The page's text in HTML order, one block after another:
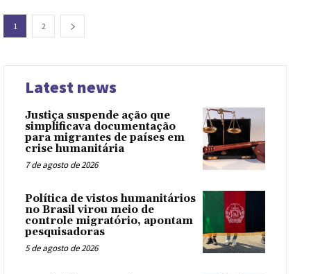
1 2
Latest news
Justiça suspende ação que
simplificava documentação
para migrantes de países em
crise humanitária
7 de agosto de 2026
Política de vistos humanitários
no Brasil virou meio de
controle migratório, apontam
pesquisadoras
5 de agosto de 2026